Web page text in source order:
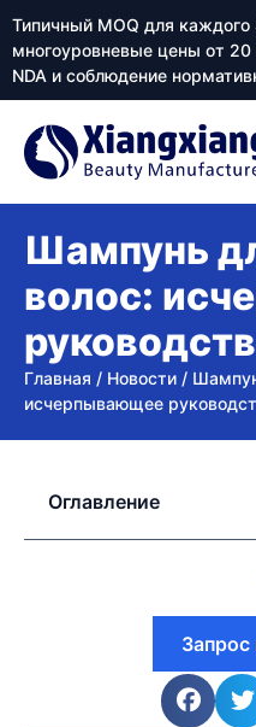
Типичный MOQ для каждого
многоуровневые цены от
NDA и соблюдение
Шампунь
волос:
Главная / Новости /
исчерпывающее
Оглавление
Запрос